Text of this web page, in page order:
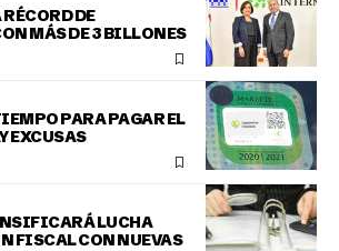
DE
MÁS DE 3 BILLONES
PARA PAGAR EL
EXCUSAS
LUCHA
FISCAL CON NUEVAS